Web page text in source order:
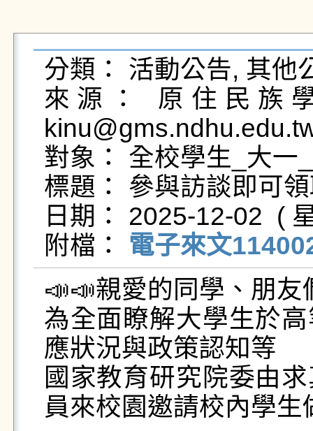
分類： 活動公告, 其他
來源： 原住民族
對象： 全校學生_大一
標題： 參與訪談即可
日期： 2025-12-02  (
附檔： 電子來文
📣📣親愛的同學、朋友
為全面瞭解大學生於
應狀況與政策認知等
國家教育研究院委由
員來校園邀請校內學